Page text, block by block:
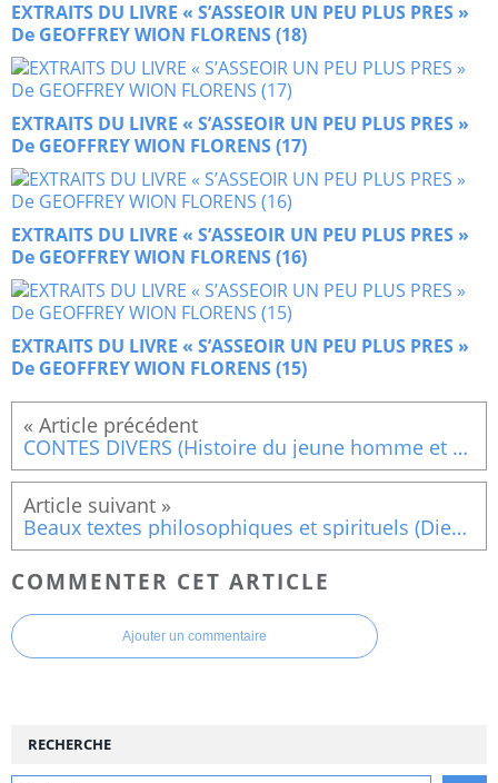
EXTRAITS DU LIVRE « S’ASSEOIR UN PEU PLUS PRES »
De GEOFFREY WION FLORENS (18)
EXTRAITS DU LIVRE « S’ASSEOIR UN PEU PLUS PRES »
De GEOFFREY WION FLORENS (17)
EXTRAITS DU LIVRE « S’ASSEOIR UN PEU PLUS PRES »
De GEOFFREY WION FLORENS (16)
EXTRAITS DU LIVRE « S’ASSEOIR UN PEU PLUS PRES »
De GEOFFREY WION FLORENS (15)
CONTES DIVERS (Histoire du jeune homme et du pissenlit)
Beaux textes philosophiques et spirituels (Dieu mis au monde)
COMMENTER CET ARTICLE
Ajouter un commentaire
RECHERCHE